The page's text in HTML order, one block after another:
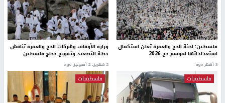
فلسطين: لجنة الحج والعمرة تعلن استكمال
استعداداتها لموسم حج 2026
3 أشهر ago
وزارة الأوقاف وشركات الحج والعمرة تناقش
خطة التصعيد وتفويج حجاج فلسطين
2 شهرين، 2 أسبوعين ago
فلسطينيات فلسطينيات